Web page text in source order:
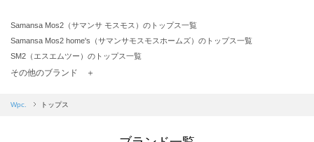
Samansa Mos2（サマンサ モスモス）のトップス一覧
Samansa Mos2 home's（サマンサモスモスホームズ）のトップス一覧
SM2（エスエムツー）のトップス一覧
TSUHARU by Samansa Mos2（ツハルバイサマンサモスモス）のトップス一覧
Samansa Mos2 blue（サマンサモスモス ブルー）のトップス一覧
その他のブランド ＋
Wpc. トップス